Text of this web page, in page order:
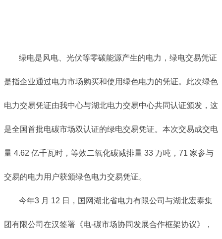
绿电是风电、光伏等零碳能源产生的电力，绿电交易凭证
是指企业通过电力市场购买和使用绿色电力的凭证。此次绿色
电力交易凭证由我中心与湖北电力交易中心共同认证颁发，这
是全国首批电碳市场双认证的绿电交易凭证。本次交易成交电
量 4.62 亿千瓦时，等效二氧化碳减排量 33 万吨，71 家参与
交易的电力用户获颁绿色电力交易凭证。
今年3 月 12 日，国网湖北省电力有限公司与湖北宏泰集
团有限公司在汉签署《电-碳市场协同发展合作框架协议》，